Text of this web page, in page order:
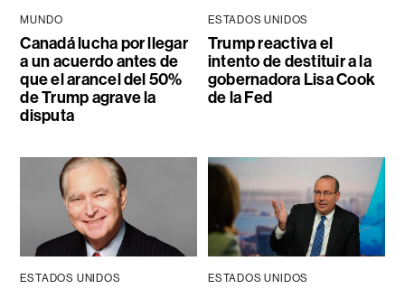
MUNDO
Canadá lucha por llegar
a un acuerdo antes de
que el arancel del 50%
de Trump agrave la
disputa
ESTADOS UNIDOS
Trump reactiva el
intento de destituir a la
gobernadora Lisa Cook
de la Fed
ESTADOS UNIDOS ESTADOS UNIDOS